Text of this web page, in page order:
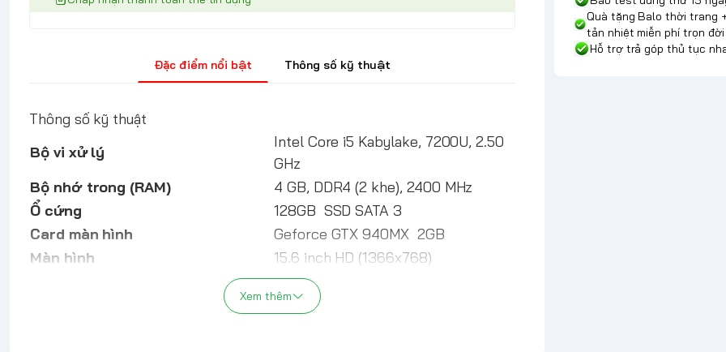
Quà tặng Balo thời trang
tản nhiệt miễn phí trọn đời
Hỗ trợ trả góp thủ tục
Đặc điểm nổi bật Thông số kỹ thuật
Thông số kỹ thuật
Bộ vi xử lý
Intel Core i5 Kabylake, 7200U, 2.50
GHz
Bộ nhớ trong (RAM)
4 GB, DDR4 (2 khe), 2400 MHz
Ổ cứng
128GB SSD SATA 3
Card màn hình
Geforce GTX 940MX 2GB
Màn hình
15.6 inch HD (1366x768)
2 x USB 3.0, HDMI, LAN (RJ45), USB
2.0
Xem thêm